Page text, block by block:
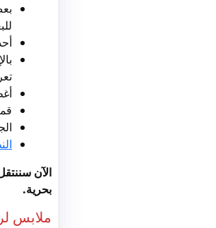
الآن
بحرية.
ملابس